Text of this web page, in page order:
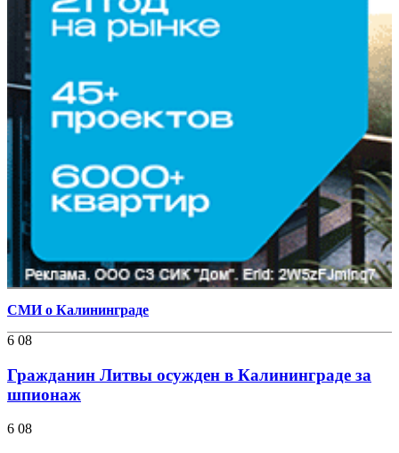
СМИ о Калининграде
6 08
Гражданин Литвы осужден в Калининграде за
шпионаж
6 08